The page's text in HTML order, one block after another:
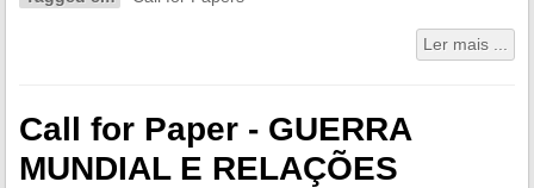
Ler mais ...
Call for Paper - GUERRA
MUNDIAL E RELAÇÕES